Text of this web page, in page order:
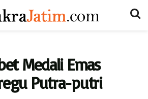
Medali Emas
Putra-putri